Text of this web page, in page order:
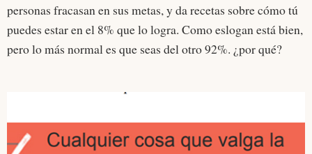
personas fracasan en sus metas, y da recetas sobre cómo tú
puedes estar en el 8% que lo logra. Como eslogan está bien,
pero lo más normal es que seas del otro 92%. ¿por qué?